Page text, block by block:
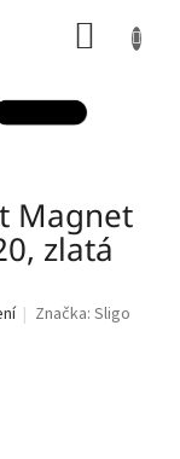
Magnet
zlatá
Značka:Sligo